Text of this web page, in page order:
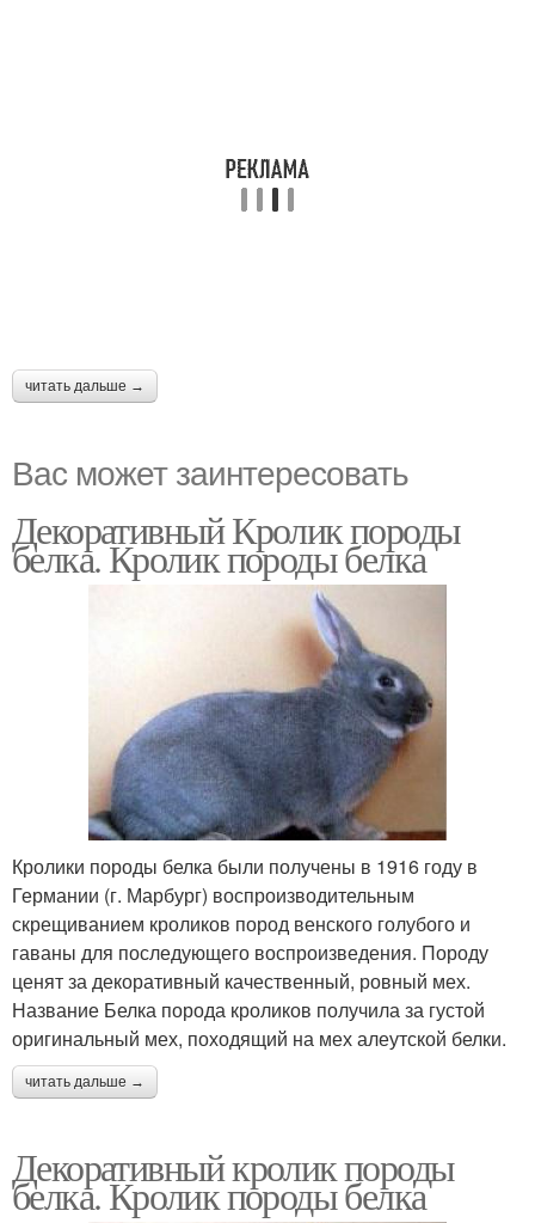
читать дальше →
Вас может заинтересовать
Декоративный Кролик породы
белка. Кролик породы белка
Кролики породы белка были получены в 1916 году в
Германии (г. Марбург) воспроизводительным
скрещиванием кроликов пород венского голубого и
гаваны для последующего воспроизведения. Породу
ценят за декоративный качественный, ровный мех.
Название Белка порода кроликов получила за густой
оригинальный мех, походящий на мех алеутской белки.
читать дальше →
Декоративный кролик породы
белка. Кролик породы белка